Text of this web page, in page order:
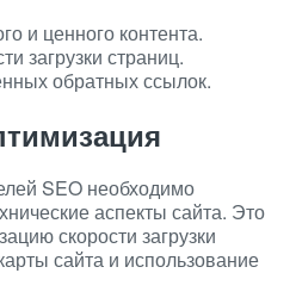
и ценного контента.
загрузки страниц.
обратных ссылок.
SEO необходимо
аспекты сайта. Это
скорости загрузки
сайта и использование